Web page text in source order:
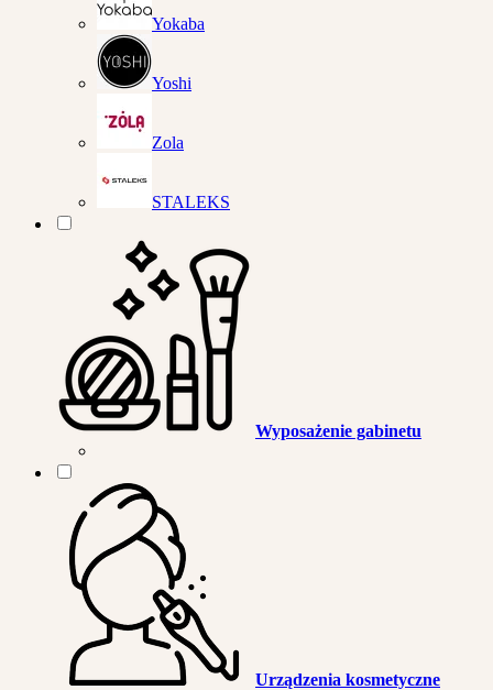
Yokaba
Yoshi
Zola
STALEKS
Wyposażenie gabinetu
Urządzenia kosmetyczne